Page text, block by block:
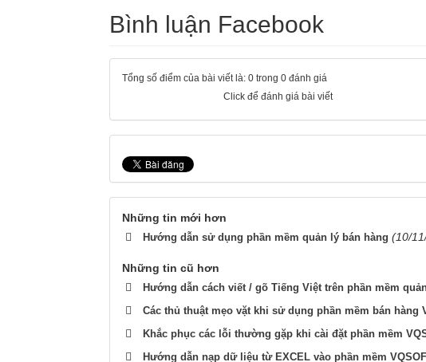
Bình luận Facebook
Tổng số điểm của bài viết là: 0 trong 0 đánh giá
Click để đánh giá bài viết
Những tin mới hơn
Hướng dẫn sử dụng phần mềm quản lý bán hàng (10/
Những tin cũ hơn
Hướng dẫn cách viết / gõ Tiếng Việt trên phần mềm
Các thủ thuật mẹo vặt khi sử dụng phần mềm bán hàng
Khắc phục các lỗi thường gặp khi cài đặt phần mềm
Hướng dẫn nạp dữ liệu từ EXCEL vào phần mềm